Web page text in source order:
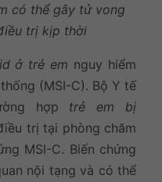
có thể gây tử vong
trị kịp thời
ở trẻ em nguy hiểm
(MSI-C). Bộ Y tế
hợp trẻ em bị
trị tại phòng chăm
MSI-C. Biến chứng
nội tạng và có thể